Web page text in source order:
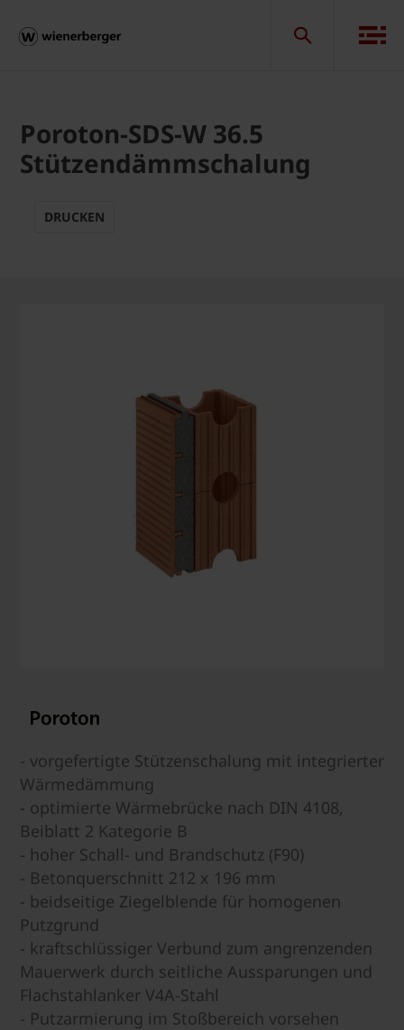
Poroton-SDS-W 36.5
Stützendämmschalung
DRUCKEN
- vorgefertigte Stützenschalung mit integrierter
Wärmedämmung
- optimierte Wärmebrücke nach DIN 4108,
Beiblatt 2 Kategorie B
- hoher Schall- und Brandschutz (F90)
- Betonquerschnitt 212 x 196 mm
- beidseitige Ziegelblende für homogenen
Putzgrund
- kraftschlüssiger Verbund zum angrenzenden
Mauerwerk durch seitliche Aussparungen und
Flachstahlanker V4A-Stahl
- Putzarmierung im Stoßbereich vorsehen